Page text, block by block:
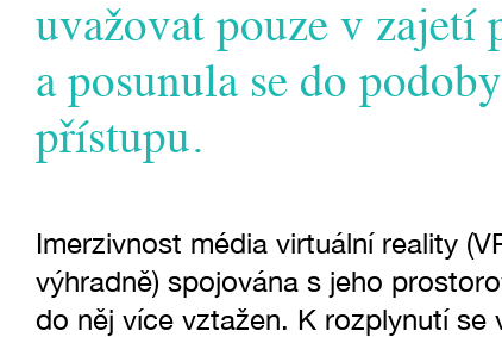
uvažovat pouze v zajetí
a posunula se do
přístupu.
Imerzivnost média virtuální reality
výhradně) spojována s jeho
do něj více vztažen. K rozplynutí se